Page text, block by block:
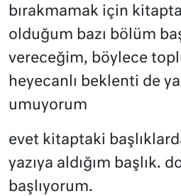
bırakmamak için
olduğum bazı bölüm
vereceğim, böylece
heyecanlı beklenti de
umuyorum
evet kitaptaki
yazıya aldığım başlık.
başlıyorum.